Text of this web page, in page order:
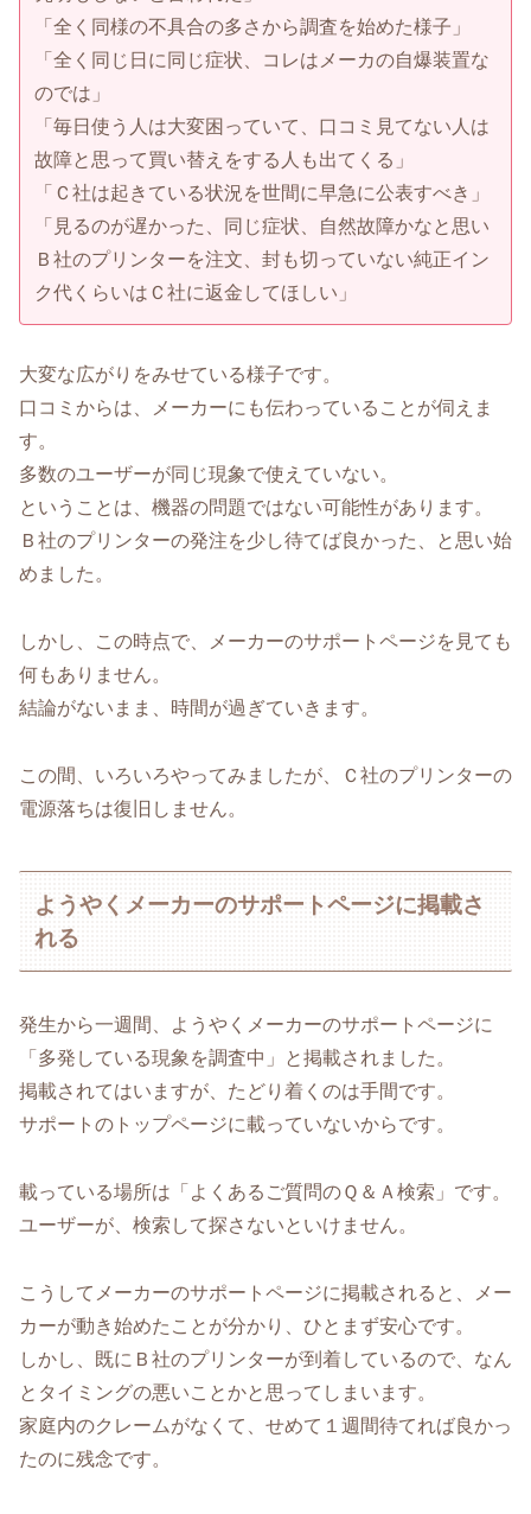
「全く同様の不具合の多さから調査を始めた様子」
「全く同じ日に同じ症状、コレはメーカの自爆装置な
のでは」
「毎日使う人は大変困っていて、口コミ見てない人は
故障と思って買い替えをする人も出てくる」
「Ｃ社は起きている状況を世間に早急に公表すべき」
「見るのが遅かった、同じ症状、自然故障かなと思い
Ｂ社のプリンターを注文、封も切っていない純正イン
ク代くらいはＣ社に返金してほしい」
大変な広がりをみせている様子です。
口コミからは、メーカーにも伝わっていることが伺えま
す。
多数のユーザーが同じ現象で使えていない。
ということは、機器の問題ではない可能性があります。
Ｂ社のプリンターの発注を少し待てば良かった、と思い始
めました。
しかし、この時点で、メーカーのサポートページを見ても
何もありません。
結論がないまま、時間が過ぎていきます。
この間、いろいろやってみましたが、Ｃ社のプリンターの
電源落ちは復旧しません。
ようやくメーカーのサポートページに掲載さ
れる
発生から一週間、ようやくメーカーのサポートページに
「多発している現象を調査中」と掲載されました。
掲載されてはいますが、たどり着くのは手間です。
サポートのトップページに載っていないからです。
載っている場所は「よくあるご質問のＱ＆Ａ検索」です。
ユーザーが、検索して探さないといけません。
こうしてメーカーのサポートページに掲載されると、メー
カーが動き始めたことが分かり、ひとまず安心です。
しかし、既にＢ社のプリンターが到着しているので、なん
とタイミングの悪いことかと思ってしまいます。
家庭内のクレームがなくて、せめて１週間待てれば良かっ
たのに残念です。